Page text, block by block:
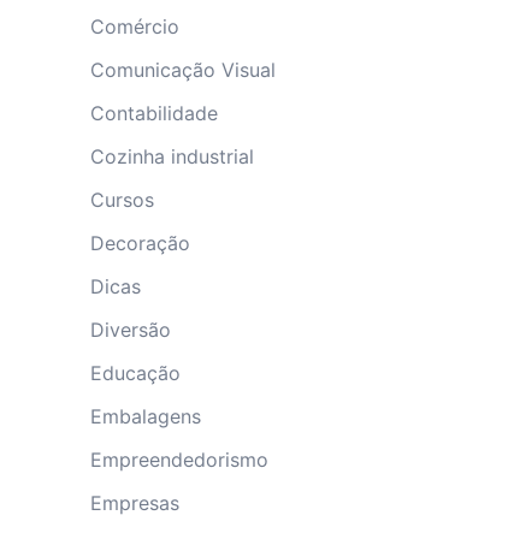
Comércio
Comunicação Visual
Contabilidade
Cozinha industrial
Cursos
Decoração
Dicas
Diversão
Educação
Embalagens
Empreendedorismo
Empresas